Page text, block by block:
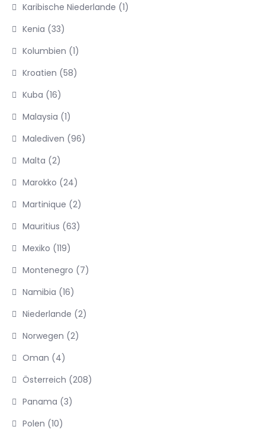
Karibische Niederlande (1)
Kenia (33)
Kolumbien (1)
Kroatien (58)
Kuba (16)
Malaysia (1)
Malediven (96)
Malta (2)
Marokko (24)
Martinique (2)
Mauritius (63)
Mexiko (119)
Montenegro (7)
Namibia (16)
Niederlande (2)
Norwegen (2)
Oman (4)
Österreich (208)
Panama (3)
Polen (10)